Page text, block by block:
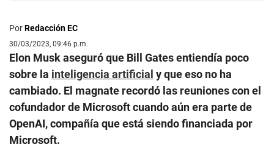
PorRedacción EC
30/03/2023, 09:46 p.m.
Elon Musk aseguró que Bill Gates entiendía poco
sobre la inteligencia artificial y que eso no ha
cambiado. El magnate recordó las reuniones con el
cofundador de Microsoft cuando aún era parte de
OpenAI, compañía que está siendo financiada por
Microsoft.